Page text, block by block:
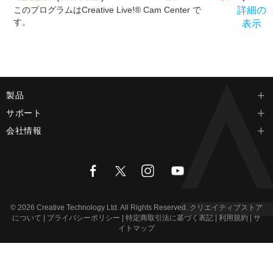
このプログラムはCreative Live!® Cam Center で
す。
詳細の
表示
製品
サポート
会社情報
© 2026 Creative Technology Ltd. All Rights Reserved. クリエイティブストア
について
プライバシーポリシー 特定商取引法に基づく表記 利用規約
サ
イトマップ